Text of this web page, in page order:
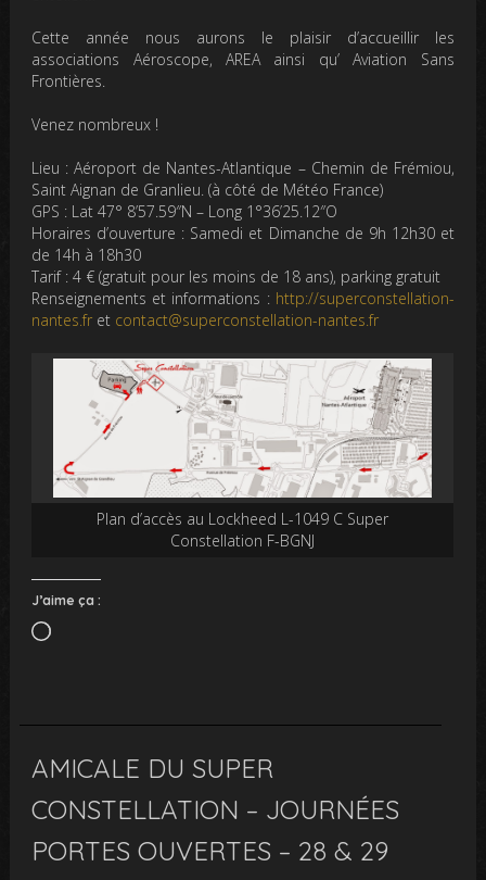
Cette année nous aurons le plaisir d’accueillir les
associations Aéroscope, AREA ainsi qu’ Aviation Sans
Frontières.
Venez nombreux !
Lieu : Aéroport de Nantes-Atlantique – Chemin de Frémiou,
Saint Aignan de Granlieu. (à côté de Météo France)
GPS : Lat 47° 8’57.59″N – Long 1°36’25.12″O
Horaires d’ouverture : Samedi et Dimanche de 9h 12h30 et
de 14h à 18h30
Tarif : 4 € (gratuit pour les moins de 18 ans), parking gratuit
Renseignements et informations : http://superconstellation-
nantes.fr et contact@superconstellation-nantes.fr
Plan d’accès au Lockheed L-1049 C Super
Constellation F-BGNJ
J’aime ça :
Chargement…
AMICALE DU SUPER
CONSTELLATION – JOURNÉES
PORTES OUVERTES – 28 & 29